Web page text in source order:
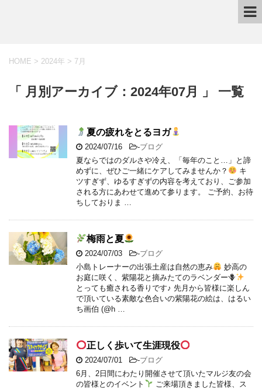
HOME > 2024年 > 7月
「 月別アーカイブ：2024年07月 」 一覧
夏の疲れをとるヨガ
2024/07/16 -ブログ
夏ならではのダルさや冷え、「毎年のこと…」と諦
めずに、ぜひご一緒にケアしてみませんか？
キ
ツすぎず、ゆるすぎずの内容を考えており、ご参加
される方にあわせて進めて参ります。 ご予約、お待
ちしておりま …
梅雨と夏
2024/07/03 -ブログ
小島トレーナーの出張土産は自然の恵み
妙高の
お庭に咲く、紫陽花と摘みたてのラベンダー🪻
とっても癒される香りです♪ 先月から皆様に楽しん
で頂いている素敵な色合いの紫陽花の絵は、はるい
ち画伯 (@h …
正しく歩いて生涯現役
2024/07/01 -ブログ
6月、2日間にわたり開催させて頂いたマルジ友の会
の皆様とのイベント
ご来場頂きました皆様、ス